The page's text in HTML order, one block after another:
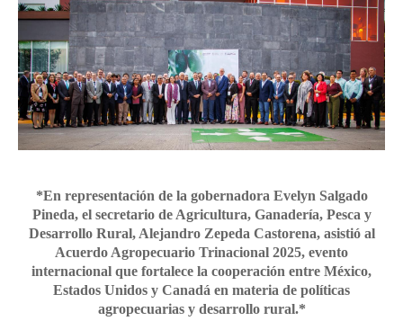
*En representación de la gobernadora Evelyn Salgado
Pineda, el secretario de Agricultura, Ganadería, Pesca y
Desarrollo Rural, Alejandro Zepeda Castorena, asistió al
Acuerdo Agropecuario Trinacional 2025, evento
internacional que fortalece la cooperación entre México,
Estados Unidos y Canadá en materia de políticas
agropecuarias y desarrollo rural.*